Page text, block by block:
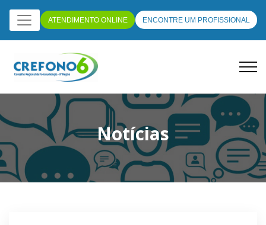
ATENDIMENTO ONLINE ENCONTRE UM PROFISSIONAL
Notícias